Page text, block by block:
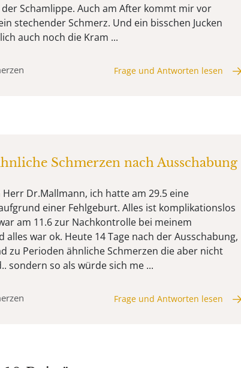
Schamlippe. Auch am After kommt mir vor
stechender Schmerz. Und ein bisschen Jucken
auch noch die Kram ...
Frage und Antworten lesen
Schmerzen nach Ausschabung
Dr.Mallmann, ich hatte am 29.5 eine
einer Fehlgeburt. Alles ist komplikationslos
am 11.6 zur Nachkontrolle bei meinem
alles war ok. Heute 14 Tage nach der Ausschabung,
zu Perioden ähnliche Schmerzen die aber nicht
sondern so als würde sich me ...
Frage und Antworten lesen